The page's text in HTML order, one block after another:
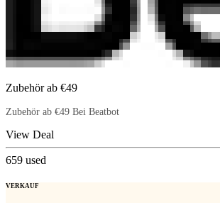
Zubehör ab €49
Zubehör ab €49 Bei Beatbot
View Deal
659 used
VERKAUF